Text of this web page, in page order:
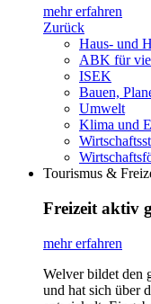
mehr erfahren
Zurück
Haus- und
ABK für
ISEK
Bauen,
Umwelt
Klima und
Tourismus &
Freizeit aktiv
mehr erfahren
Welver bildet den
und hat sich über